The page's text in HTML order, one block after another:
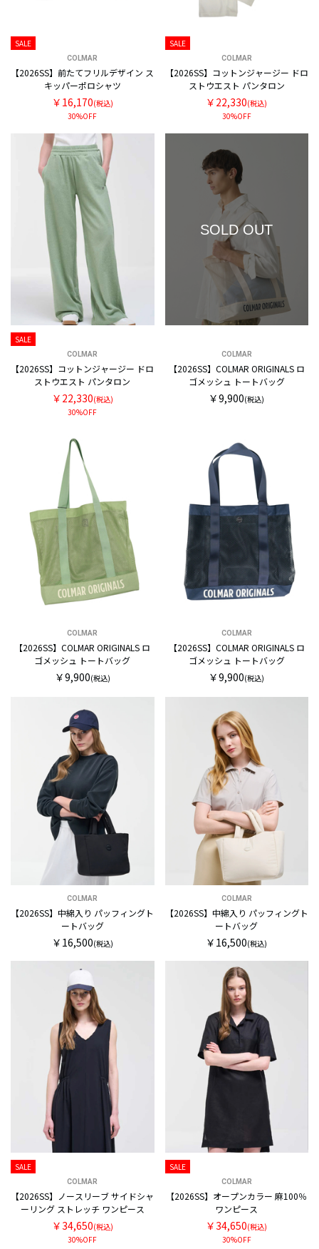
SALE
COLMAR
【2026SS】前たてフリルデザイン ス
キッパーポロシャツ
￥16,170(税込)
30%OFF
SALE
COLMAR
【2026SS】コットンジャージー ドロ
ストウエスト パンタロン
￥22,330(税込)
30%OFF
SALE
COLMAR
【2026SS】コットンジャージー ドロ
ストウエスト パンタロン
￥22,330(税込)
30%OFF
SOLD OUT
COLMAR
【2026SS】COLMAR ORIGINALS ロ
ゴメッシュ トートバッグ
￥9,900(税込)
COLMAR
【2026SS】COLMAR ORIGINALS ロ
ゴメッシュ トートバッグ
￥9,900(税込)
COLMAR
【2026SS】COLMAR ORIGINALS ロ
ゴメッシュ トートバッグ
￥9,900(税込)
COLMAR
【2026SS】中綿入り パッフィングト
ートバッグ
￥16,500(税込)
COLMAR
【2026SS】中綿入り パッフィングト
ートバッグ
￥16,500(税込)
SALE
COLMAR
【2026SS】ノースリーブ サイドシャ
ーリング ストレッチ ワンピース
￥34,650(税込)
30%OFF
SALE
COLMAR
【2026SS】オープンカラー 麻100％
ワンピース
￥34,650(税込)
30%OFF